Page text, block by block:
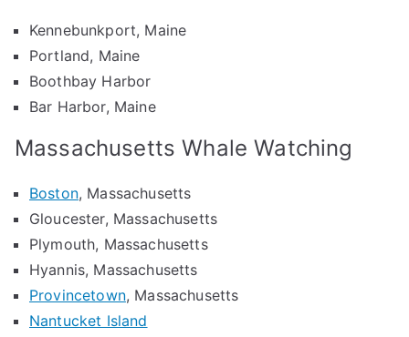
Kennebunkport, Maine
Portland, Maine
Boothbay Harbor
Bar Harbor, Maine
Massachusetts Whale Watching
Boston, Massachusetts
Gloucester, Massachusetts
Plymouth, Massachusetts
Hyannis, Massachusetts
Provincetown, Massachusetts
Nantucket Island